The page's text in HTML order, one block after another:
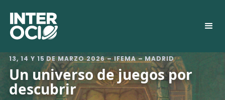
13, 14 Y 15 DE MARZO 2026 – IFEMA – MADRID
Un universo de juegos por
descubrir